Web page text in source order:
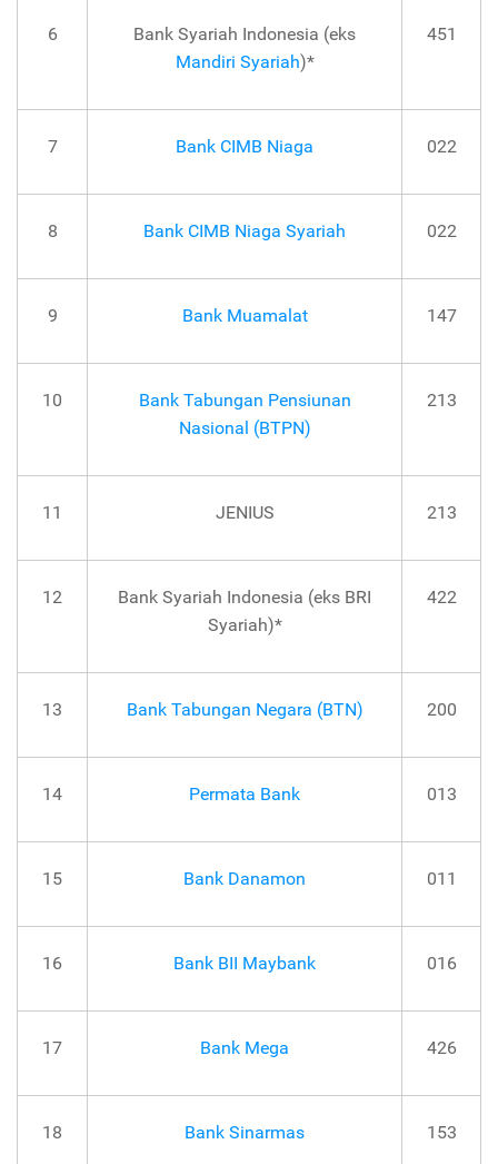
6
Bank Syariah Indonesia (eks
Mandiri Syariah)*
451
7 Bank CIMB Niaga 022
8 Bank CIMB Niaga Syariah 022
9 Bank Muamalat 147
10
Bank Tabungan Pensiunan
Nasional (BTPN)
213
11 JENIUS 213
12
Bank Syariah Indonesia (eks BRI
Syariah)*
422
13 Bank Tabungan Negara (BTN) 200
14 Permata Bank 013
15 Bank Danamon 011
16 Bank BII Maybank 016
17 Bank Mega 426
18 Bank Sinarmas 153